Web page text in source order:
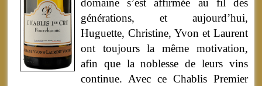
domaine s’est affirmée au fil des
générations, et aujourd’hui,
Huguette, Christine, Yvon et Laurent
ont toujours la même motivation,
afin que la noblesse de leurs vins
continue. Avec ce Chablis Premier